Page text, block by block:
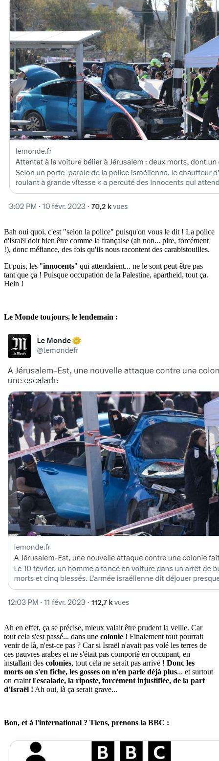
Bah oui quoi, c'est "selon la police" puisqu'on vous le dit ! La police
d'Israël doit bien être comme la française (ah non... pire, forcément
!), donc méfiance, des fois qu'ils nous racontent des carabistouilles.
Et puis, les "innocents" qui attendaient... ne le sont peut-être pas
tant que ça ! Puisque occupation de la Palestine, apartheid, tout ça.
Hein !
Le Monde toujours, le lendemain :
Ah en effet, ça se précise, mieux valait être prudent la veille. Car
tout cela s'est passé... dans une colonie ! Finalement tout pourrait
venir de là, n'est-ce pas ? Car si Israël n'avait pas volé les terres de
ces pauvres arabes et ne s'était pas comporté en occupant, en
installant des colonies, tout cela ne serait pas arrivé ! Donc les
morts on s'en fiche, les gosses on n'en parle déjà plus... et surtout
on craint l'escalade, la riposte, forcément injustifiée, de la part
d'Israël ! Ah oui, là ça serait grave...
Bon, et à l'international ? Tiens, prenons la BBC :